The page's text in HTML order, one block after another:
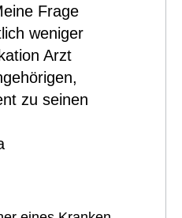
Frage
weniger
Arzt
zu seinen